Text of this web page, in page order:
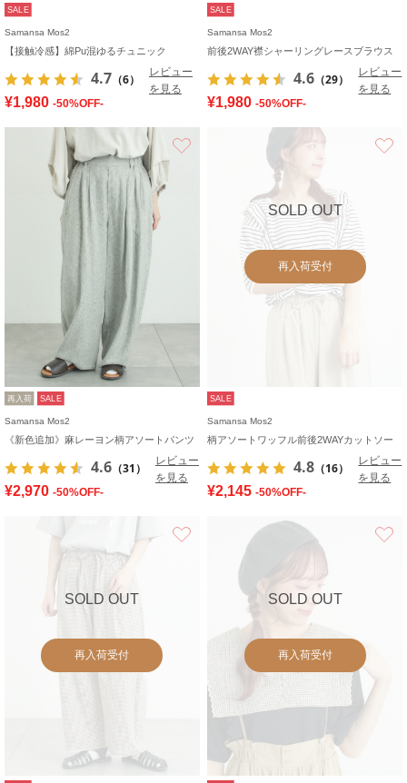
SALE
Samansa Mos2
【接触冷感】綿Pu混ゆるチュニック
4.7 （6）
レビュー
を見る
¥1,980 -50%OFF-
SALE
Samansa Mos2
前後2WAY襟シャーリングレースブラウス
4.6 （29）
レビュー
を見る
¥1,980 -50%OFF-
再入荷 SALE
Samansa Mos2
《新色追加》麻レーヨン柄アソートパンツ
4.6 （31）
レビュー
を見る
¥2,970 -50%OFF-
SOLD OUT
再入荷受付
SALE
Samansa Mos2
柄アソートワッフル前後2WAYカットソー
4.8 （16）
レビュー
を見る
¥2,145 -50%OFF-
SOLD OUT
再入荷受付
SOLD OUT
再入荷受付